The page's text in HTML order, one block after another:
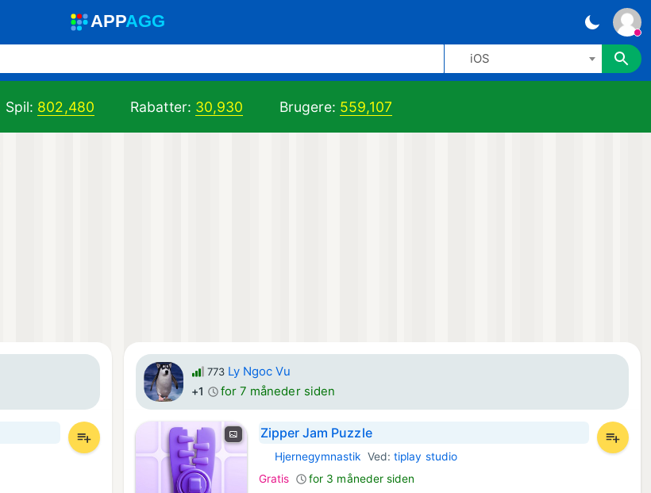
APPAGG
iOS
Spil: 802,480 Rabatter: 30,930 Brugere: 559,107
773 Ly Ngoc Vu
+1 for 7 måneder siden
Zipper Jam Puzzle
iOS Spil:
Hjernegymnastik Ved:tiplay studio
Gratis
for 3 måneder siden